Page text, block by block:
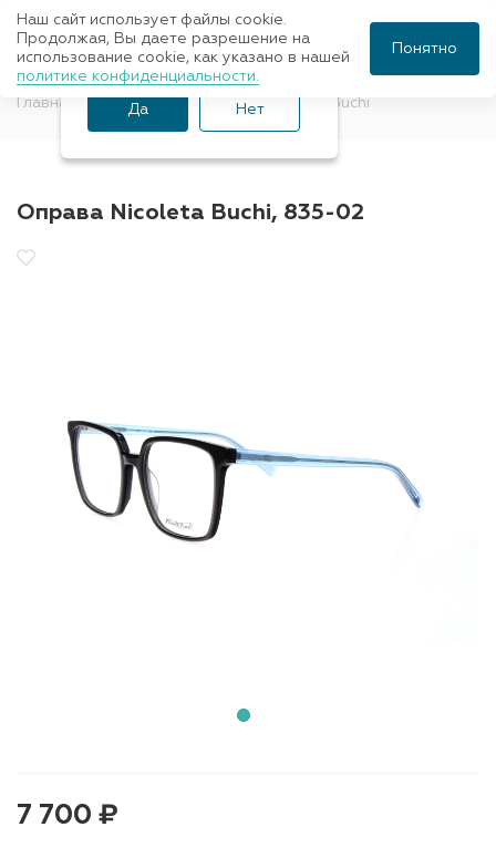
Главная Оправы для очков Nicoleta Buchi
Оправа Nicoleta Buchi, 835-02
7 700 ₽
Ваш город Санкт-
Петербург?
Да Нет
Наш сайт использует файлы cookie.
Продолжая, Вы даете разрешение на
использование cookie, как указано в нашей
политике конфиденциальности.
Понятно